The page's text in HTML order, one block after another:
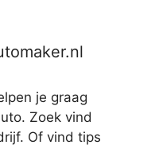
je graag
Zoek vind
Of vind tips